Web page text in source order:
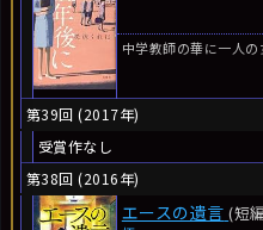
中学教師の華に一人の
第39回 (2017年)
受賞作なし
第38回 (2016年)
エースの遺言 (短